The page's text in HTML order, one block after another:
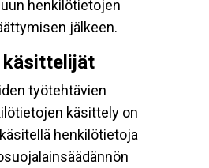
henkilötietojen
jälkeen.
käsittelijät
työtehtävien
käsittely on
henkilötietoja